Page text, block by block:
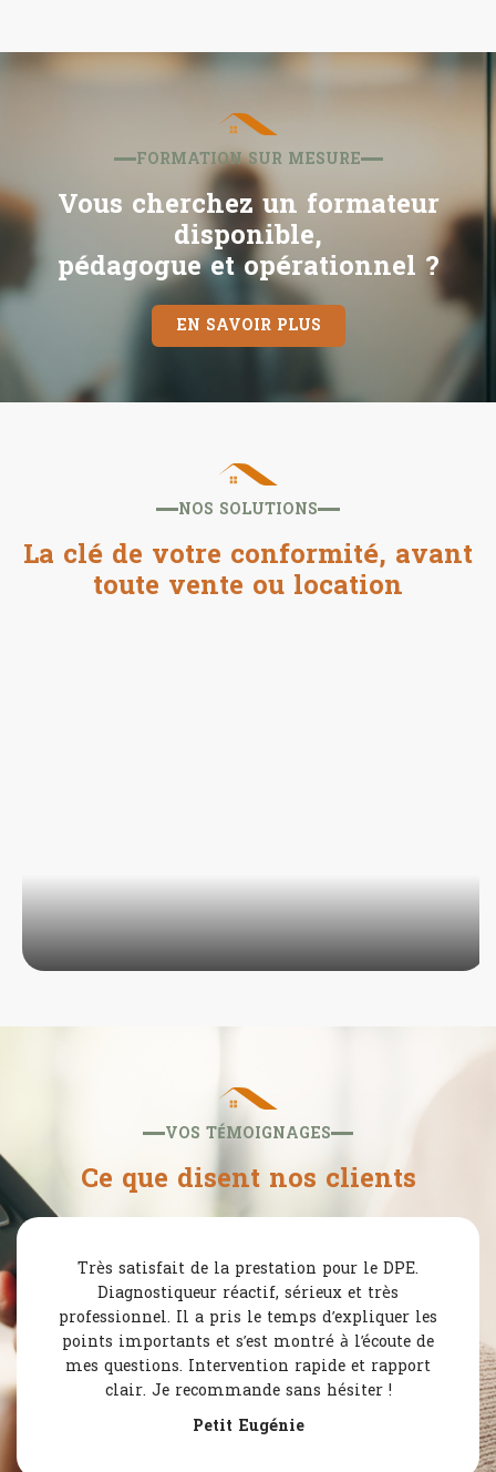
FORMATION SUR MESURE
Vous cherchez un formateur
disponible,
pédagogue et opérationnel ?
EN SAVOIR PLUS
NOS SOLUTIONS
La clé de votre conformité, avant
toute vente ou location
VOS TÉMOIGNAGES
Ce que disent nos clients
Très satisfait de la prestation pour le DPE.
Diagnostiqueur réactif, sérieux et très
professionnel. Il a pris le temps d’expliquer les
points importants et s’est montré à l’écoute de
mes questions. Intervention rapide et rapport
clair. Je recommande sans hésiter !
Petit Eugénie